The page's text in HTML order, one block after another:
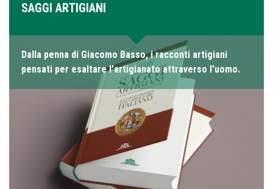
SAGGI ARTIGIANI
Dalla penna di Giacomo Basso, i racconti artigiani
pensati per esaltare l’artigianato attraverso l’uomo.